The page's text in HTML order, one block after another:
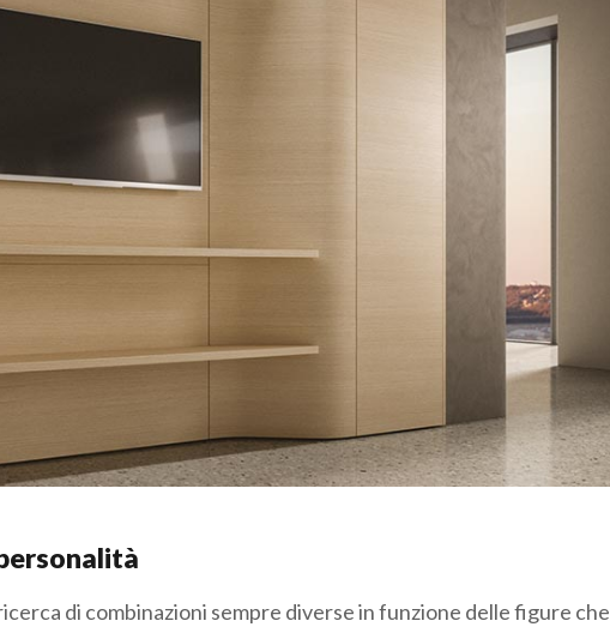
di combinazioni sempre diverse in funzione delle figure che